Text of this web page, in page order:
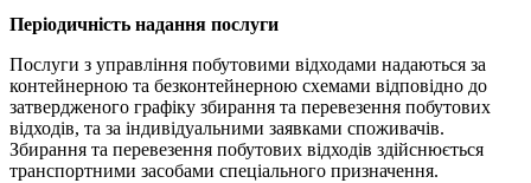
Періодичність надання послуги
Послуги з управління побутовими відходами надаються за
контейнерною та безконтейнерною схемами відповідно до
затвердженого графіку збирання та перевезення побутових
відходів, та за індивідуальними заявками споживачів.
Збирання та перевезення побутових відходів здійснюється
транспортними засобами спеціального призначення.